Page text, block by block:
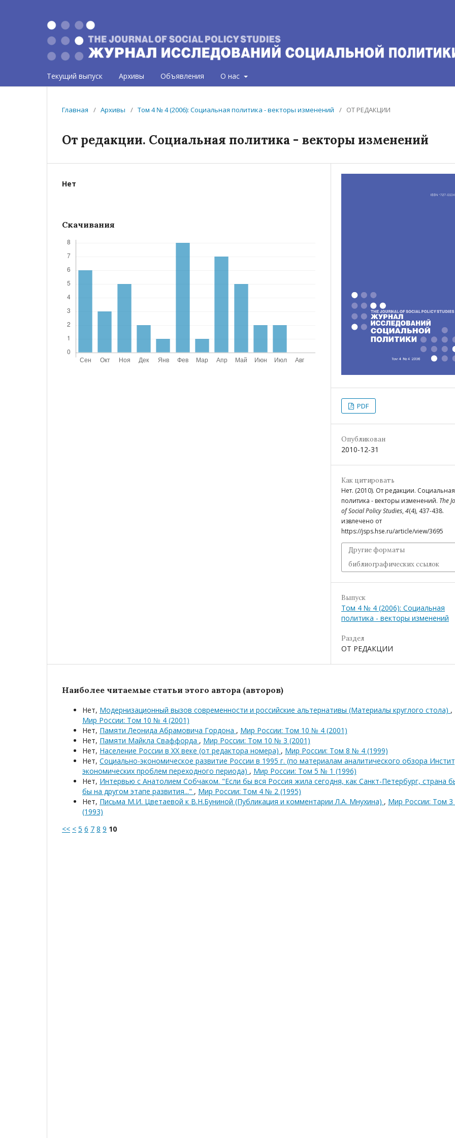
Текущий выпуск Архивы Объявления О нас
Главная / Архивы / Том 4 № 4 (2006): Социальная политика - векторы изменений / ОТ РЕДАКЦИИ
От редакции. Социальная политика - векторы изменений
Нет
Скачивания
PDF
Опубликован
2010-12-31
Как цитировать
Нет. (2010). От редакции. Социальная
политика - векторы изменений. The
of Social Policy Studies, 4(4), 437-438.
извлечено от
https://jsps.hse.ru/article/view/3695
Другие форматы
библиографических ссылок
Выпуск
Том 4 № 4 (2006): Социальная
политика - векторы изменений
Раздел
ОТ РЕДАКЦИИ
Наиболее читаемые статьи этого автора (авторов)
Нет, Модернизационный вызов современности и российские альтернативы (Материалы круглого стола) ,
Мир России: Том 10 № 4 (2001)
Нет, Памяти Леонида Абрамовича Гордона , Мир России: Том 10 № 4 (2001)
Нет, Памяти Майкла Сваффорда , Мир России: Том 10 № 3 (2001)
Нет, Население России в XX веке (от редактора номера) , Мир России: Том 8 № 4 (1999)
Нет, Социально-экономическое развитие России в 1995 г. (по материалам аналитического обзора
экономических проблем переходного периода) , Мир России: Том 5 № 1 (1996)
Нет, Интервью с Анатолием Собчаком. "Если бы вся Россия жила сегодня, как Санкт-Петербург, страна
бы на другом этапе развития..." , Мир России: Том 4 № 2 (1995)
Нет, Письма М.И. Цветаевой к В.Н.Буниной (Публикация и комментарии Л.А. Мнухина) , Мир России: Том
(1993)
<< < 5 6 7 8 9 10